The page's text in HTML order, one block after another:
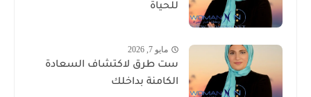
للحياة
مايو 7, 2026
ست طرق لاكتشاف السعادة
الكامنة بداخلك